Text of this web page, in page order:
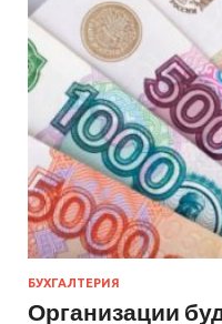
БУХГАЛТЕРИЯ
Организации